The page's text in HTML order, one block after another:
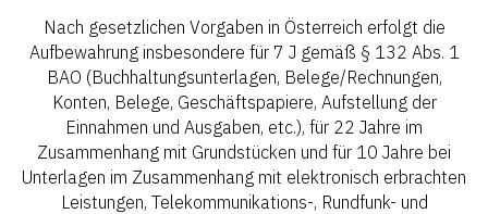
Nach gesetzlichen Vorgaben in Österreich erfolgt die
Aufbewahrung insbesondere für 7 J gemäß § 132 Abs. 1
BAO (Buchhaltungsunterlagen, Belege/Rechnungen,
Konten, Belege, Geschäftspapiere, Aufstellung der
Einnahmen und Ausgaben, etc.), für 22 Jahre im
Zusammenhang mit Grundstücken und für 10 Jahre bei
Unterlagen im Zusammenhang mit elektronisch erbrachten
Leistungen, Telekommunikations-, Rundfunk- und